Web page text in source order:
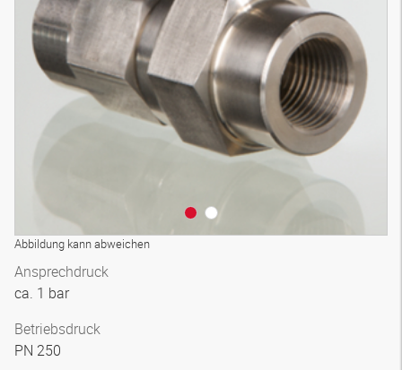
Abbildung kann abweichen
Ansprechdruck
ca. 1 bar
Betriebsdruck
PN 250